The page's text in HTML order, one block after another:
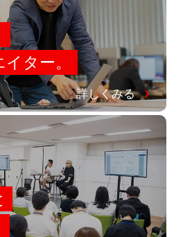
ター。
詳しくみる